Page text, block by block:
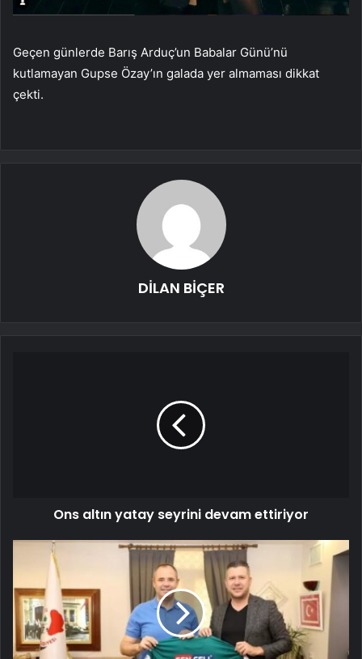
Geçen günlerde Barış Arduç’un Babalar Günü’nü
kutlamayan Gupse Özay’ın galada yer almaması dikkat
çekti.
DİLAN BİÇER
Ons altın yatay seyrini devam ettiriyor